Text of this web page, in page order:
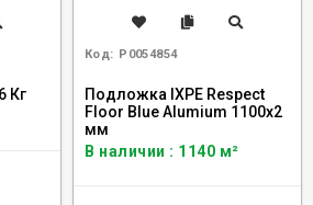
Кг
Код: Р0054854
Подложка IXPE Respect
Floor Blue Alumium 1100х2
мм
В наличии : 1140 м²